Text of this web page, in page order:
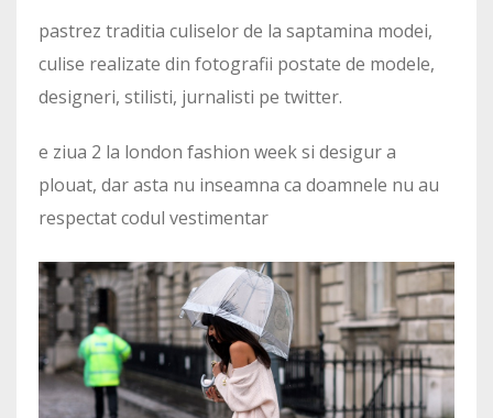
pastrez traditia culiselor de la saptamina modei,
culise realizate din fotografii postate de modele,
designeri, stilisti, jurnalisti pe twitter.
e ziua 2 la london fashion week si desigur a
plouat, dar asta nu inseamna ca doamnele nu au
respectat codul vestimentar